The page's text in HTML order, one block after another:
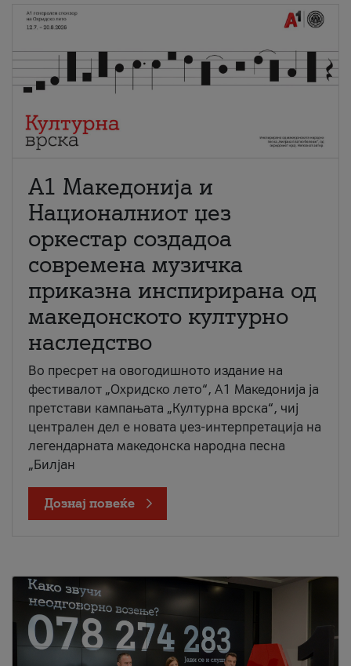
А1 Македонија и
Националниот џез
оркестар создадоа
современа музичка
приказна инспирирана од
македонското културно
наследство
Во пресрет на овогодишното издание на
фестивалот „Охридско лето“, А1 Македонија ја
претстави кампањата „Културна врска“, чиј
централен дел е новата џез-интерпретација на
легендарната македонска народна песна
„Билјан
Дознај повеќе